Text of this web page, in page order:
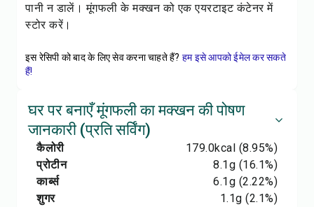
पानी न डालें। मूंगफली के मक्खन को एक एयरटाइट कंटेनर में
स्टोर करें।
इस रेसिपी को बाद के लिए सेव करना चाहते हैं? हम इसे आपको ईमेल कर सकते
हैं!
घर पर बनाएँ मूंगफली का मक्खन की पोषण
जानकारी (प्रति सर्विंग)
कैलोरी 179.0kcal (8.95%)
प्रोटीन
8.1g (16.1%)
कार्ब्स
6.1g (2.22%)
शुगर
1.1g (2.1%)